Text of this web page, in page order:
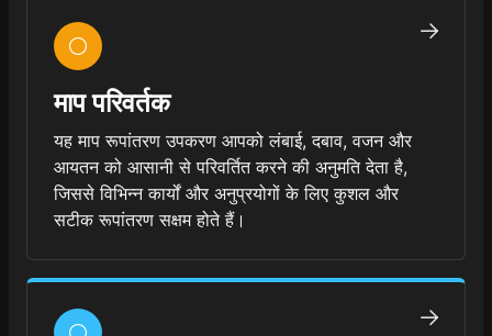
माप परिवर्तक
यह माप रूपांतरण उपकरण आपको लंबाई, दबाव, वजन और
आयतन को आसानी से परिवर्तित करने की अनुमति देता है,
जिससे विभिन्न कार्यों और अनुप्रयोगों के लिए कुशल और
सटीक रूपांतरण सक्षम होते हैं।